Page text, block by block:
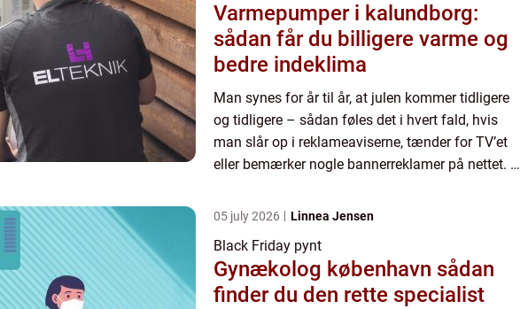
Varmepumper i kalundborg:
sådan får du billigere varme og
bedre indeklima
Man synes for år til år, at julen kommer tidligere
og tidligere – sådan føles det i hvert fald, hvis
man slår op i reklameaviserne, tænder for TV’et
eller bemærker nogle bannerreklamer på nettet. På
05 july 2026 Linnea Jensen
Black Friday pynt
Gynækolog københavn sådan
finder du den rette specialist